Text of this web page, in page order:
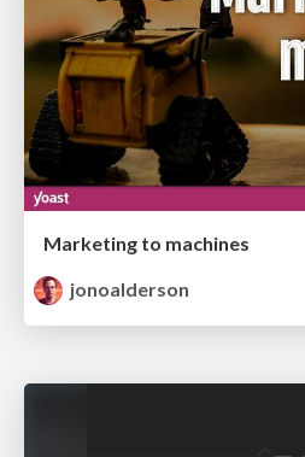
Marketing to machines
jonoalderson